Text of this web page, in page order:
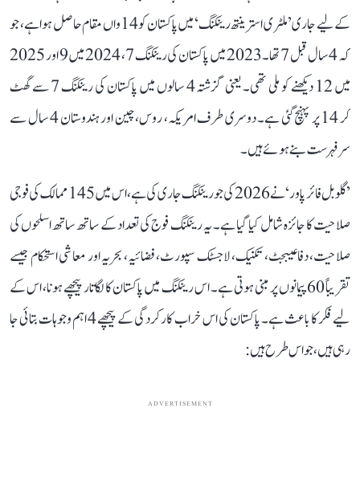
کے لیے جاری ’ملٹری استرینتھ رینکنگ‘ میں پاکستان کو 14واں مقام حاصل ہوا ہے، جو
کہ 4 سال قبل 7 تھا۔ 2023 میں پاکستان کی رینکنگ 7، 2024 میں 9 اور 2025
میں 12 دیکھنے کو ملی تھی۔ یعنی گزشتہ 4 سالوں میں پاکستان کی رینکنگ 7 سے گھٹ
کر 14 پر پہنچ گئی ہے۔ دوسری طرف امریکہ، روس، چین اور ہندوستان 4 سال سے
سرفہرست بنے ہوئے ہیں۔
’گلوبل فائر پاور‘ نے 2026 کی جو رینکنگ جاری کی ہے، اس میں 145 ممالک کی فوجی
صلاحیت کا جائزہ شامل کیا گیا ہے۔ یہ رینکنگ فوج کی تعداد کے ساتھ ساتھ اسلحوں کی
صلاحیت، دفاعیبجٹ، تکنیک، لاجسٹک سپورٹ، فضائیہ، بحریہ اور معاشی استحکام جیسے
تقریباً 60 پیمانوں پر مبنی ہوتی ہے۔ اس رینکنگ میں پاکستان کا لگاتار پیچھے ہونا، اس کے
لیے فکر کا باعث ہے۔ پاکستان کی اس خراب کارکردگی کے پیچھے 4 اہم وجوہات بتائی جا
رہی ہیں، جو اس طرح ہیں:
ADVERTISEMENT